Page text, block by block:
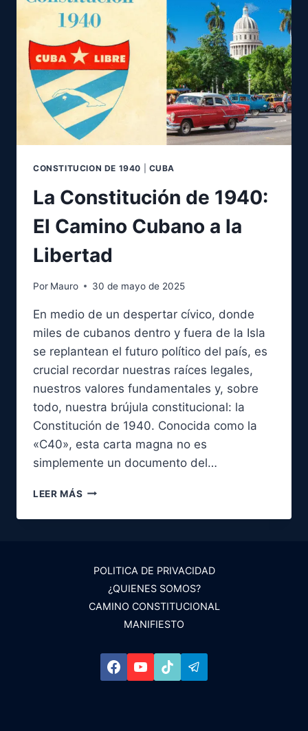
SOBRE
LA
DEL
40
Y
EL
RÉGIMEN
DE
FIDEL
CONSTITUCION DE 1940 CUBA
La Constitución de 1940:
El Camino Cubano a la
Libertad
Por Mauro 30 de mayo de 2025
En medio de un despertar cívico, donde
miles de cubanos dentro y fuera de la Isla
se replantean el futuro político del país, es
crucial recordar nuestras raíces legales,
nuestros valores fundamentales y, sobre
todo, nuestra brújula constitucional: la
Constitución de 1940. Conocida como la
«C40», esta carta magna no es
simplemente un documento del…
LEER MÁS LA
DE
CUBANO
LA
LIBERTAD
POLITICA DE PRIVACIDAD
¿QUIENES SOMOS?
CAMINO CONSTITUCIONAL
MANIFIESTO